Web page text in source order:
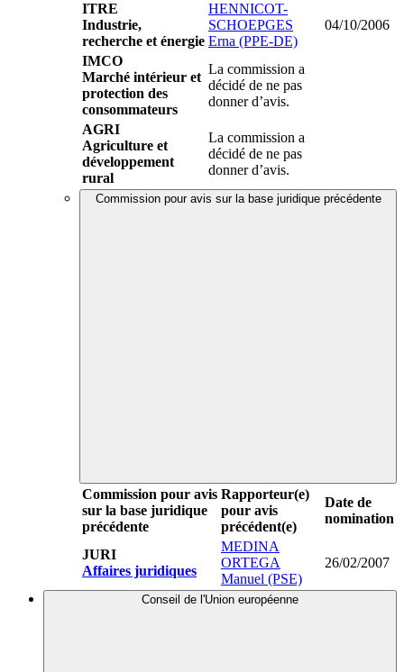
ITRE
Industrie,
recherche et énergie
HENNICOT-
SCHOEPGES
Erna (PPE-DE)
04/10/2006
IMCO
Marché intérieur et
protection des
consommateurs
La commission a
décidé de ne pas
donner d’avis.
AGRI
Agriculture et
développement
rural
La commission a
décidé de ne pas
donner d’avis.
Commission pour avis sur la base juridique précédente
Commission pour avis
sur la base juridique
précédente
Rapporteur(e)
pour avis
précédent(e)
Date de
nomination
JURI
Affaires juridiques
MEDINA
ORTEGA
Manuel (PSE)
26/02/2007
Conseil de l'Union européenne